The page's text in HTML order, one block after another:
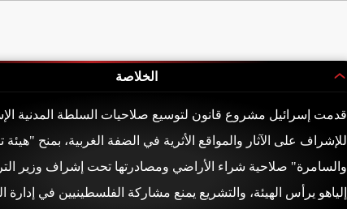
الخلاصة
قدمت إسرائيل مشروع قانون لتوسيع صلاحيات السلطة المدنية
للإشراف على الآثار والمواقع الأثرية في الضفة الغربية، بمنح "هيئة
والسامرة" صلاحية شراء الأراضي ومصادرتها تحت إشراف وزير
إلياهو يرأس الهيئة، والتشريع يمنع مشاركة الفلسطينيين في إدارة